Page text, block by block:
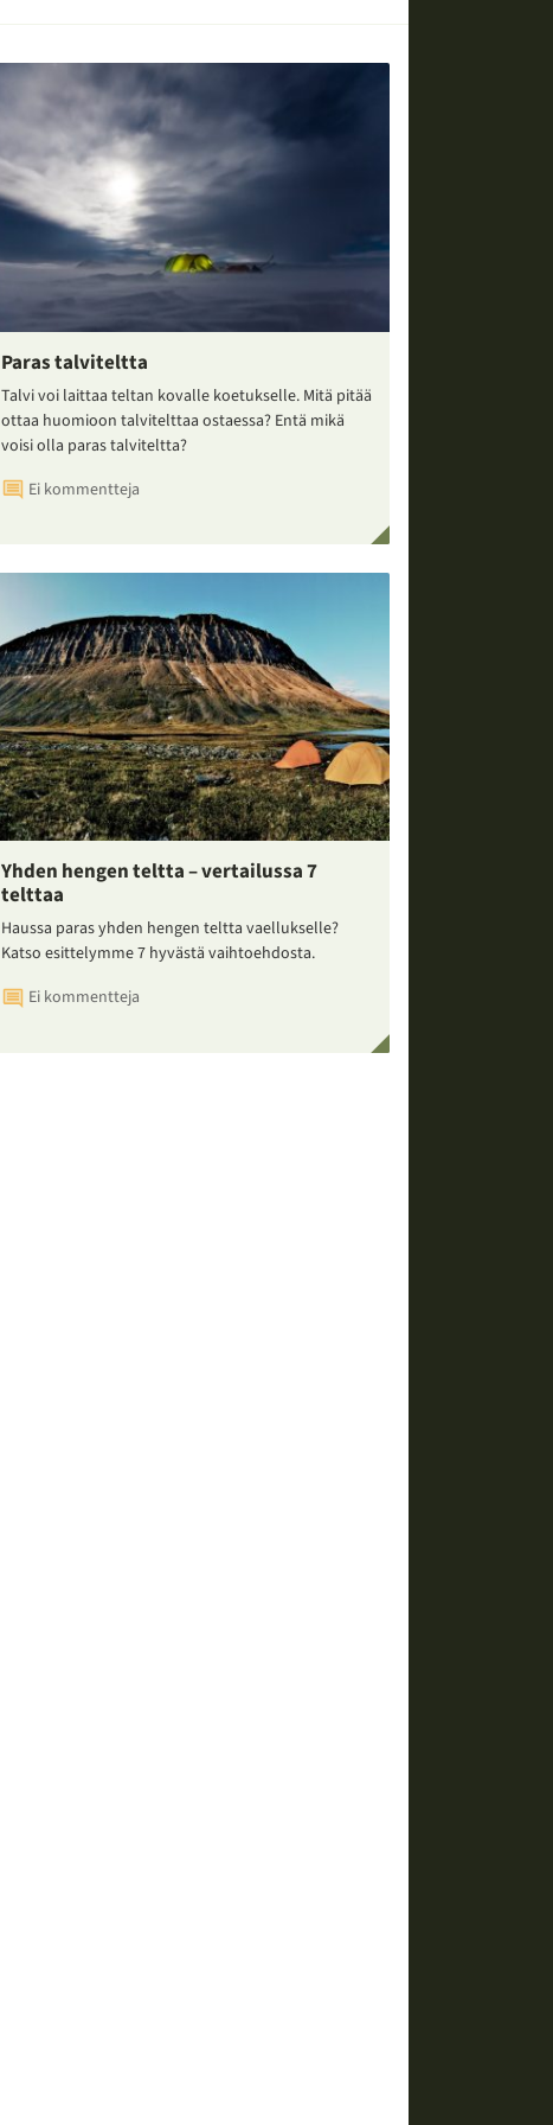
Paras talviteltta
Talvi voi laittaa teltan kovalle koetukselle. Mitä pitää
ottaa huomioon talvitelttaa ostaessa? Entä mikä
voisi olla paras talviteltta?
Ei kommentteja
Yhden hengen teltta – vertailussa 7
telttaa
Haussa paras yhden hengen teltta vaellukselle?
Katso esittelymme 7 hyvästä vaihtoehdosta.
Ei kommentteja